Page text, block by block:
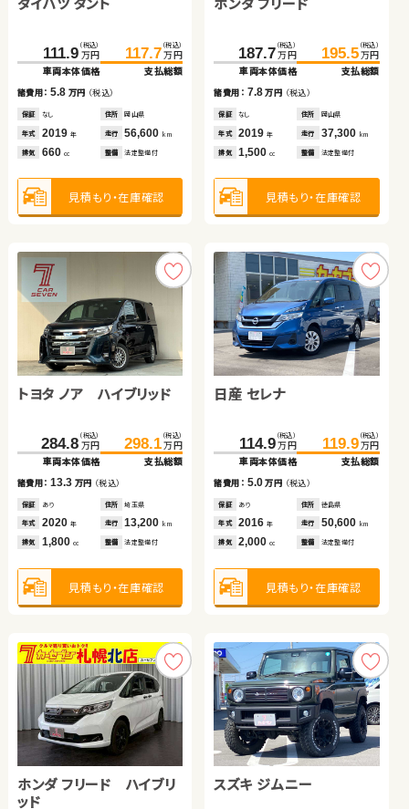
111.9 （税込）
万円
車両本体価格
117.7 （税込）
万円
支払総額
諸費用：5.8 万円 （税込）
保証 なし 住所 岡山県
年式 2019 年 走行 56,600 km
排気 660 cc 整備 法定整備付
見積もり・在庫確認
187.7 （税込）
万円
車両本体価格
195.5 （税込）
万円
支払総額
諸費用： 7.8万円 （税込）
保証 なし 住所 岡山県
年式 2019年 走行 37,300 km
排気 1,500cc 整備 法定整備付
見積もり・在庫確認
トヨタ ノア ハイブリッド
284.8 （税込）
万円
車両本体価格
298.1 （税込）
万円
支払総額
諸費用：13.3 万円 （税込）
保証 あり 住所 埼玉県
年式 2020 年 走行 13,200 km
排気 1,800 cc 整備 法定整備付
見積もり・在庫確認
日産 セレナ
114.9 （税込）
万円
車両本体価格
119.9 （税込）
万円
支払総額
諸費用： 5.0万円 （税込）
保証 あり 住所 徳島県
年式 2016年 走行 50,600 km
排気 2,000cc 整備 法定整備付
見積もり・在庫確認
ホンダ フリード ハイブリ
ッド
スズキ ジムニー
ホンダ フィット ハイブリ
62.7 （税込）
万円
車両本体価格
70.6 （税込）
万円
支払総額
諸費用：7.9 万円 （税込）
保証 なし 住所 岡山県
年式 2015 年 走行 86,600 km
排気 1,500 整備 法定整備付
見積もり・在庫確認
スズキ スイフト
79.8（税込）
万円
車両本体価格
92.9（税込）
万円
支払総額
諸費用： 13.1万円（税込）
保証 あり 住所 鹿児島県
年式 2017年 走行 57,400 km
排気 1,200cc 整備 法定整備付
見積もり・在庫確認
ダイハツ ムーヴ
82.0 （税込）
万円
車両本体価格
99.8 （税込）
万円
支払総額
諸費用：17.8 万円 （税込）
保証 あり 住所 北海道
年式 2019 年 走行 32,700 km
排気 660cc 整備 法定整備付
見積もり・在庫確認
スズキ ワゴンＲ
29.8 （税込）
万円
車両本体価格
41.0 （税込）
万円
支払総額
諸費用： 11.2万円（税込）
保証 あり 住所 神奈川県
年式 2013年 走行 19,600 km
排気 660cc 整備 法定整備付
見積もり・在庫確認
トヨタ プリウス アルファ トヨタ ヴォクシー
スバル フォレスター
208.4万円
車両本体価格
諸費用：15.4万円 （税込）
保証 あり 住所 埼玉県
排気 1,800cc 整備 法定整備付
スズキ ワゴンＲ スティン
グレー
46.0万円
車両本体価格
諸費用：3.0 万円 （税込）
保証 なし 住所 宮城県
排気 660 整備 法定整備付
トヨタ アクア
145.0万円
車両本体価格
諸費用：9.8 万円 （税込）
保証 あり 住所 岡山県
排気 1,500cc 整備 法定整備付
トヨタ ヴェルファイア ハ
イブリッド
265.6万円
車両本体価格
諸費用：14.3万円 （税込）
保証 あり 住所 岩手県
排気 2,500cc 整備 法定整備付